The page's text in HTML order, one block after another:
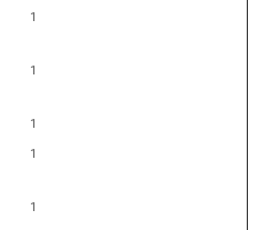
1
1
1
1
1